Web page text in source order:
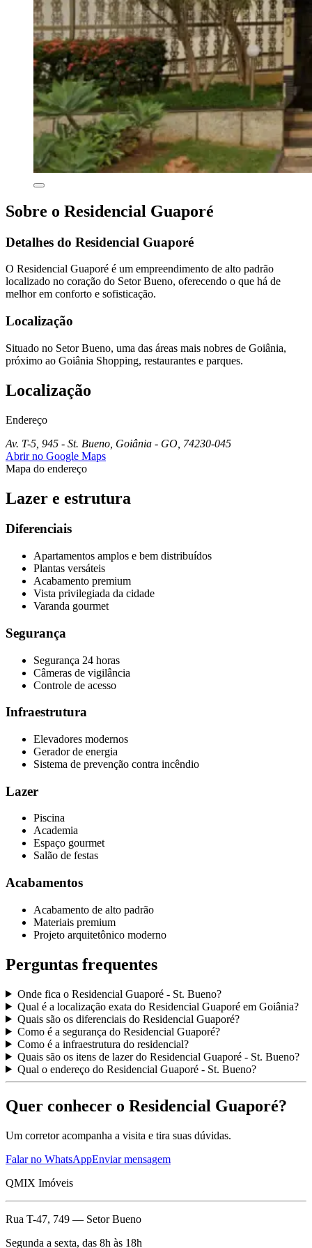
Sobre o Residencial Guaporé
Detalhes do Residencial Guaporé
O Residencial Guaporé é um empreendimento de alto padrão
localizado no coração do Setor Bueno, oferecendo o que há de
melhor em conforto e sofisticação.
Localização
Situado no Setor Bueno, uma das áreas mais nobres de Goiânia,
próximo ao Goiânia Shopping, restaurantes e parques.
Localização
Endereço
Av. T-5, 945 - St. Bueno, Goiânia - GO, 74230-045
Abrir no Google Maps
Mapa do endereço
Lazer e estrutura
Diferenciais
Apartamentos amplos e bem distribuídos
Plantas versáteis
Acabamento premium
Vista privilegiada da cidade
Varanda gourmet
Segurança
Segurança 24 horas
Câmeras de vigilância
Controle de acesso
Infraestrutura
Elevadores modernos
Gerador de energia
Sistema de prevenção contra incêndio
Lazer
Piscina
Academia
Espaço gourmet
Salão de festas
Acabamentos
Acabamento de alto padrão
Materiais premium
Projeto arquitetônico moderno
Perguntas frequentes
Onde fica o Residencial Guaporé - St. Bueno?
Qual é a localização exata do Residencial Guaporé em Goiânia?
Quais são os diferenciais do Residencial Guaporé?
Como é a segurança do Residencial Guaporé?
Como é a infraestrutura do residencial?
Quais são os itens de lazer do Residencial Guaporé - St. Bueno?
Qual o endereço do Residencial Guaporé - St. Bueno?
Quer conhecer o Residencial Guaporé?
Um corretor acompanha a visita e tira suas dúvidas.
Falar no WhatsAppEnviar mensagem
QMIX Imóveis
Rua T-47, 749 — Setor Bueno
Segunda a sexta, das 8h às 18h